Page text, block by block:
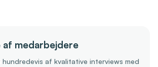
af medarbejdere
af kvalitative interviews med